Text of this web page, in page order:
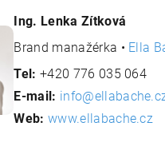
Ing. Lenka Zítková
Brand manažérka • Ella
Tel: +420 776 035 064
E-mail:
Web: www.ellabache.cz